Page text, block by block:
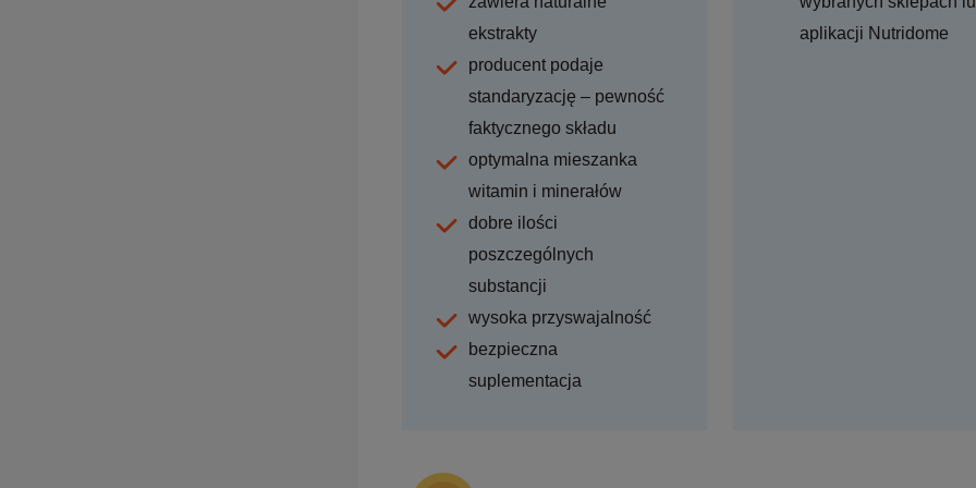
ekstrakty
producent podaje
standaryzację – pewność
faktycznego składu
optymalna mieszanka
witamin i minerałów
dobre ilości
poszczególnych
substancji
wysoka przyswajalność
bezpieczna
suplementacja
aplikacji Nutridome